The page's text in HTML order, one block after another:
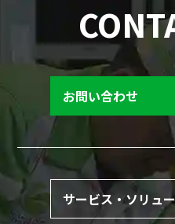
お問い合わせ
サービス・ソリュ